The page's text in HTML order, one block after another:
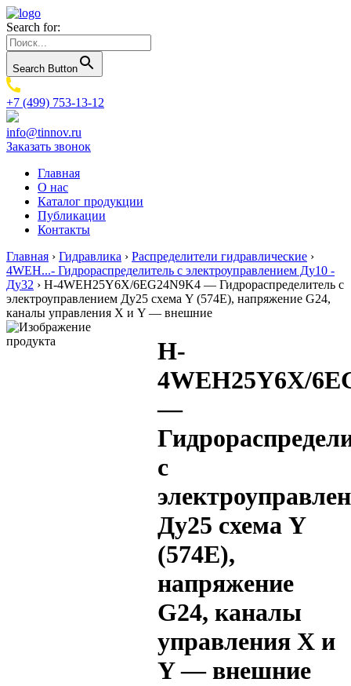
Search for:
Search Button
+7 (499) 753-13-12
info@tinnov.ru
Заказать звонок
Главная
О нас
Каталог продукции
Публикации
Контакты
Главная › Гидравлика › Распределители гидравлические ›
4WEH...- Гидрораспределитель с электроуправлением Ду10 -
Ду32 › H-4WEH25Y6X/6EG24N9K4 — Гидрораспределитель с
электроуправлением Ду25 схема Y (574Е), напряжение G24,
каналы управления X и Y — внешние
H-
4WEH25Y6X/
—
с
Ду25 схема Y
(574Е),
напряжение
G24, каналы
управления X и
Y — внешние